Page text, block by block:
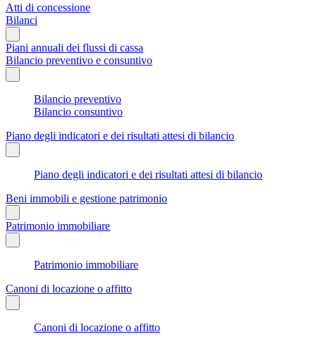
Atti di concessione
Bilanci
Piani annuali dei flussi di cassa
Bilancio preventivo e consuntivo
Bilancio preventivo
Bilancio consuntivo
Piano degli indicatori e dei risultati attesi di bilancio
Piano degli indicatori e dei risultati attesi di bilancio
Beni immobili e gestione patrimonio
Patrimonio immobiliare
Patrimonio immobiliare
Canoni di locazione o affitto
Canoni di locazione o affitto